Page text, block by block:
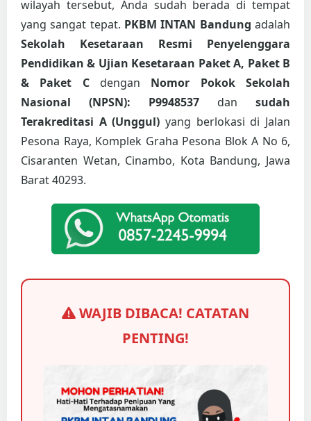
wilayah tersebut, Anda sudah berada di tempat
yang sangat tepat. PKBM INTAN Bandung adalah
Sekolah Kesetaraan Resmi Penyelenggara
Pendidikan & Ujian Kesetaraan Paket A, Paket B
& Paket Cdengan Nomor Pokok Sekolah
Nasional (NPSN): P9948537 dan sudah
Terakreditasi A (Unggul) yang berlokasi di Jalan
Pesona Raya, Komplek Graha Pesona Blok A No 6,
Cisaranten Wetan, Cinambo, Kota Bandung, Jawa
Barat 40293.
WAJIB DIBACA! CATATAN
PENTING!